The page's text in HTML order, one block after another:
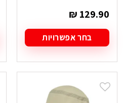
₪ 129.90
בחר אפשרויות
זה
יש
סוגים.